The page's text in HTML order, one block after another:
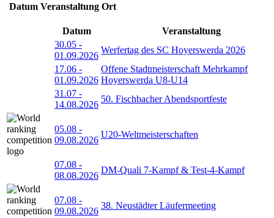
Datum Veranstaltung Ort
Datum
Veranstaltung
30.05 -
01.09.2026
Werfertag des SC Hoyerswerda 2026
17.06 -
01.09.2026
Offene Stadtmeisterschaft Mehrkampf
Hoyerswerda U8-U14
31.07 -
14.08.2026
50. Fischbacher Abendsportfeste
05.08 -
09.08.2026
U20-Weltmeisterschaften
07.08 -
08.08.2026
DM-Quali 7-Kampf & Test-4-Kampf
07.08 -
09.08.2026
38. Neustädter Läufermeeting